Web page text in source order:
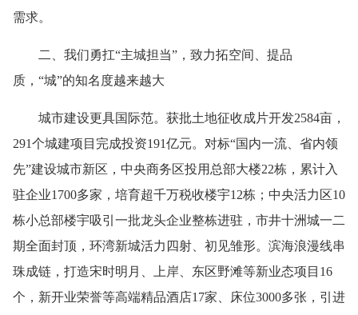
需求。
二、我们勇扛“主城担当”，致力拓空间、提品
质，“城”的知名度越来越大
城市建设更具国际范。获批土地征收成片开发2584亩，
291个城建项目完成投资191亿元。对标“国内一流、省内领
先”建设城市新区，中央商务区投用总部大楼22栋，累计入
驻企业1700多家，培育超千万税收楼宇12栋；中央活力区10
栋小总部楼宇吸引一批龙头企业整栋进驻，市井十洲城一二
期全面封顶，环湾新城活力四射、初见雏形。滨海浪漫线串
珠成链，打造宋时明月、上岸、东区野滩等新业态项目16
个，新开业荣誉等高端精品酒店17家、床位3000多张，引进